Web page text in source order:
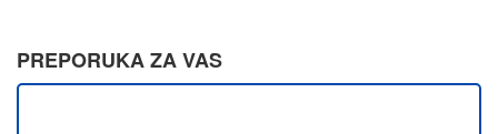
PREPORUKA ZA VAS